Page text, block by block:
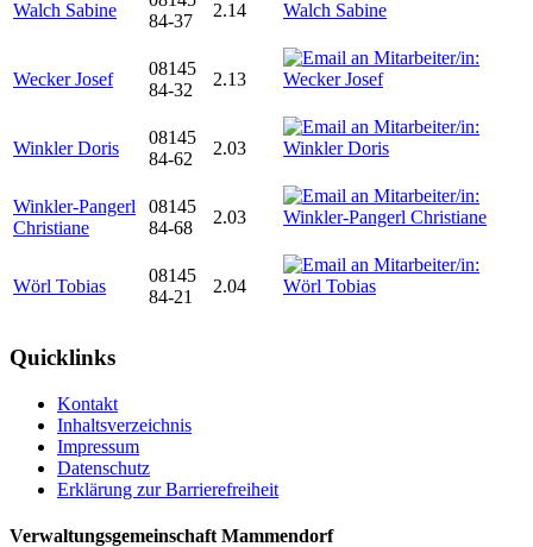
Walch Sabine
84-37
2.14
Wecker Josef
08145
84-32
2.13
Winkler Doris
08145
84-62
2.03
Winkler-Pangerl
Christiane
08145
84-68
2.03
Wörl Tobias
08145
84-21
2.04
Quicklinks
Kontakt
Inhaltsverzeichnis
Impressum
Datenschutz
Erklärung zur Barrierefreiheit
Verwaltungsgemeinschaft Mammendorf